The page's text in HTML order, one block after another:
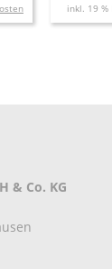
inkl. 19 %
& Co. KG